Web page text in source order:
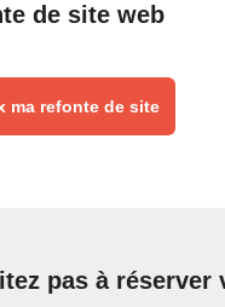
de site web
ma refonte de site
pas à